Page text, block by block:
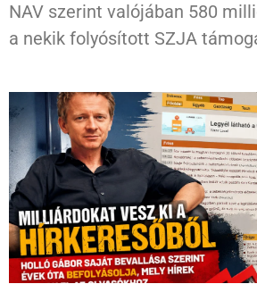
NAV szerint valójában 580
a nekik folyósított SZJA